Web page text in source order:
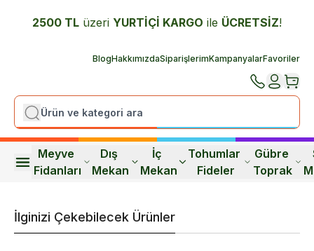
2500 TL üzeri YURTİÇİ KARGO ile ÜCRETSİZ!
BlogHakkımızdaSiparişlerimKampanyalarFavoriler
Meyve
Fidanları
Dış
Mekan
İç
Mekan
Tohumlar
Fideler
Gübre
Toprak
İlginizi Çekebilecek Ürünler